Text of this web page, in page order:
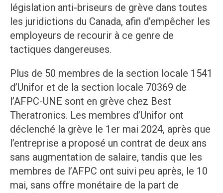
législation anti-briseurs de grève dans toutes
les juridictions du Canada, afin d’empêcher les
employeurs de recourir à ce genre de
tactiques dangereuses.
Plus de 50 membres de la section locale 1541
d’Unifor et de la section locale 70369 de
l’AFPC-UNE sont en grève chez Best
Theratronics. Les membres d’Unifor ont
déclenché la grève le 1er mai 2024, après que
l’entreprise a proposé un contrat de deux ans
sans augmentation de salaire, tandis que les
membres de l’AFPC ont suivi peu après, le 10
mai, sans offre monétaire de la part de